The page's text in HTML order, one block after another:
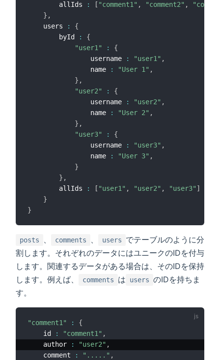
        allIds
: [ "comment1" , "comment2" ,
} ,
    users
:
{
        byId
:
{
"user1"
:
{
                username
: "user1" ,
                name
: "User 1" ,
} ,
"user2"
:
{
                username
: "user2" ,
                name
: "User 2" ,
} ,
"user3"
:
{
                username
: "user3" ,
                name
: "User 3" ,
}
} ,
        allIds
: [ "user1" , "user2" , "user3" ]
}
}
posts 、 comments 、 users
でテーブルのように分
割します。それぞれのデータにはユニークのIDを付与
します。関連するデータがある場合は、そのIDを保持
します。例えば、
comments は users のIDを持ちま
す。
"comment1" :
{
    id
: "comment1" ,
    author
: "user2" ,
    comment
: "....." ,